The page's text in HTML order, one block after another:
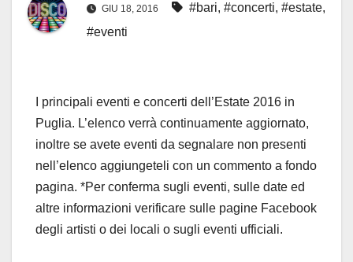
GIU 18, 2016 #bari, #concerti, #estate,
#eventi
I principali eventi e concerti dell’Estate 2016 in
Puglia. L’elenco verrà continuamente aggiornato,
inoltre se avete eventi da segnalare non presenti
nell’elenco aggiungeteli con un commento a fondo
pagina. *Per conferma sugli eventi, sulle date ed
altre informazioni verificare sulle pagine Facebook
degli artisti o dei locali o sugli eventi ufficiali.